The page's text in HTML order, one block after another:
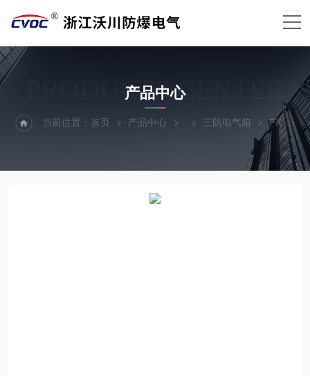
PRODUCTS CENTER
产品中心
当前位置：首页 产品中心 三防电气箱 FXK-S不锈钢三防按钮控制箱|操作箱